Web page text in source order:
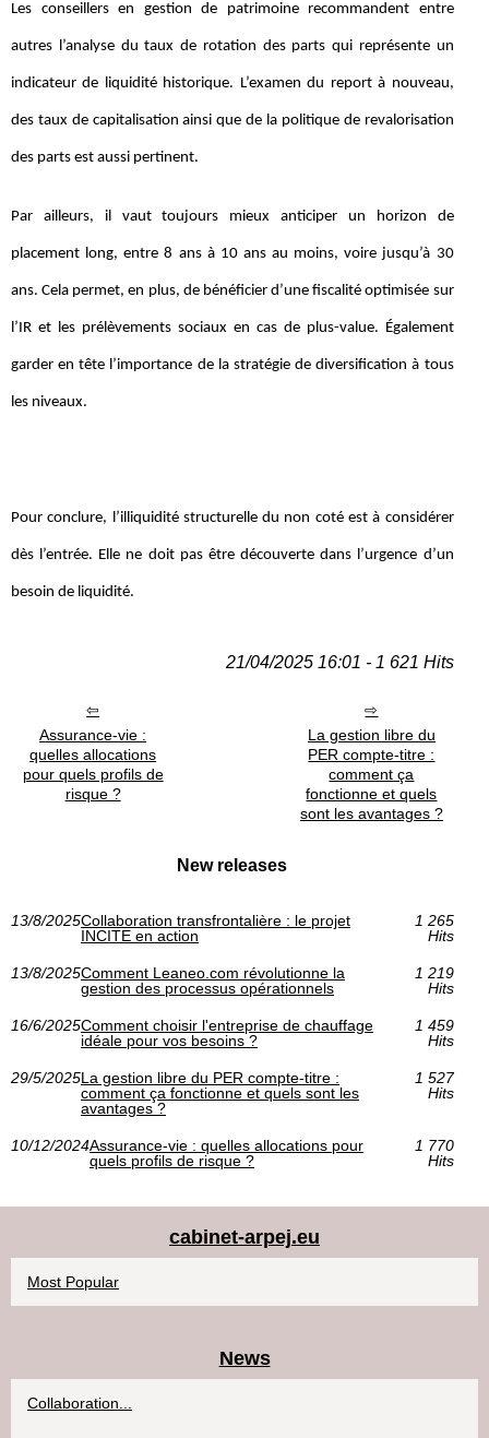
Les conseillers en gestion de patrimoine recommandent entre
autres l’analyse du taux de rotation des parts qui représente un
indicateur de liquidité historique. L’examen du report à nouveau,
des taux de capitalisation ainsi que de la politique de revalorisation
des parts est aussi pertinent.
Par ailleurs, il vaut toujours mieux anticiper un horizon de
placement long, entre 8 ans à 10 ans au moins, voire jusqu’à 30
ans. Cela permet, en plus, de bénéficier d’une fiscalité optimisée sur
l’IR et les prélèvements sociaux en cas de plus-value. Également
garder en tête l’importance de la stratégie de diversification à tous
les niveaux.
Pour conclure, l’illiquidité structurelle du non coté est à considérer
dès l’entrée. Elle ne doit pas être découverte dans l’urgence d’un
besoin de liquidité.
21/04/2025 16:01 - 1 621 Hits
Assurance-vie :
quelles allocations
pour quels profils de
risque ?
La gestion libre du
PER compte-titre :
comment ça
fonctionne et quels
sont les avantages ?
New releases
13/8/2025Collaboration transfrontalière : le projet
INCITE en action
1 265
Hits
13/8/2025Comment Leaneo.com révolutionne la
gestion des processus opérationnels
1 219
Hits
16/6/2025Comment choisir l'entreprise de chauffage
idéale pour vos besoins ?
1 459
Hits
29/5/2025La gestion libre du PER compte-titre :
comment ça fonctionne et quels sont les
avantages ?
1 527
Hits
10/12/2024Assurance-vie : quelles allocations pour
quels profils de risque ?
1 770
Hits
cabinet-arpej.eu
Most Popular
News
Collaboration...